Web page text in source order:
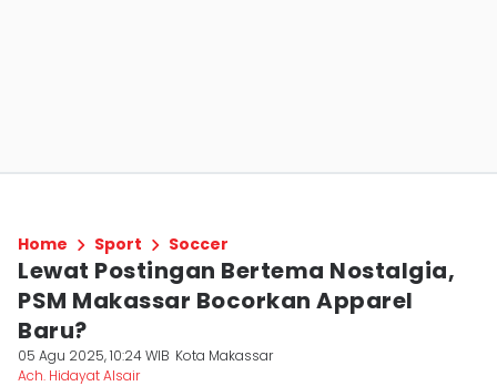
Home Sport Soccer
Lewat Postingan Bertema Nostalgia,
PSM Makassar Bocorkan Apparel
Baru?
05 Agu 2025, 10:24 WIB Kota Makassar
Ach. Hidayat Alsair